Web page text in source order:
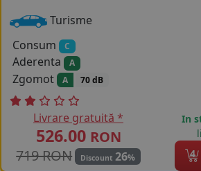
Turisme
Consum
C
Aderenta A
Zgomot A 70 dB
Livrare gratuită *
526.00 RON
719 RON
Discount 26%
In
4